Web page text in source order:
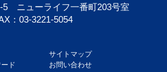
5 ニューライフ一番町203号室
：03-3221-5054
ド
サイトマップ
お問い合わせ